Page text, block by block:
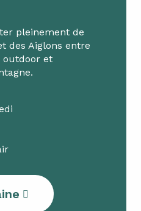
pleinement de
des Aiglons entre
outdoor et